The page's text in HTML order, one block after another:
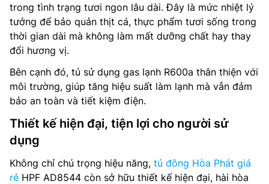
trong tình trạng tươi ngon lâu dài. Đây là mức nhiệt lý
tưởng để bảo quản thịt cá, thực phẩm tươi sống trong
thời gian dài mà không làm mất dưỡng chất hay thay
đổi hương vị.
Bên cạnh đó, tủ sử dụng gas lạnh R600a thân thiện với
môi trường, giúp tăng hiệu suất làm lạnh mà vẫn đảm
bảo an toàn và tiết kiệm điện.
Thiết kế hiện đại, tiện lợi cho người sử
dụng
Không chỉ chú trọng hiệu năng, tủ đông Hòa Phát giá
rẻ HPF AD8544 còn sở hữu thiết kế hiện đại, hài hòa